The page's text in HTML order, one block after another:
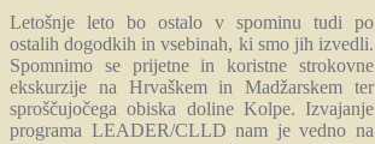
Letošnje leto bo ostalo v spominu tudi po
ostalih dogodkih in vsebinah, ki smo jih izvedli.
Spomnimo se prijetne in koristne strokovne
ekskurzije na Hrvaškem in Madžarskem ter
sproščujočega obiska doline Kolpe. Izvajanje
programa LEADER/CLLD nam je vedno na